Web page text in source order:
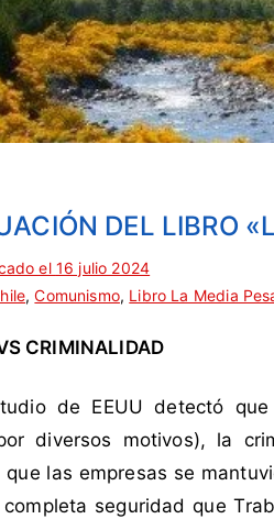
DEL LIBRO
el 16 julio 2024
,Comunismo, Libro La Media
CRIMINALIDAD
de EEUU detectó
diversos motivos), la
las empresas se
seguridad que